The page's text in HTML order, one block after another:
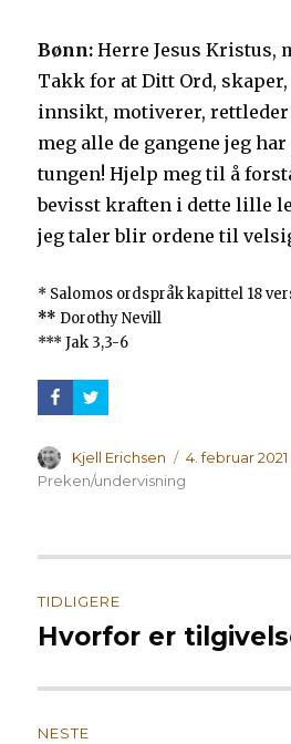
Bønn: Herre Jesus Kristus,
Takk for at Ditt Ord,
innsikt, motiverer,
meg alle de gangene jeg
tungen! Hjelp meg til å
bevisst kraften i dette lille
jeg taler blir ordene til
* Salomos ordspråk kapittel 18
** Dorothy Nevill
*** Jak 3,3-6
Forfatter
Kjell Erichsen Publisert
4. februar 2021
Preken/undervisning
TIDLIGERE
Forrige
Hvorfor er
NESTE